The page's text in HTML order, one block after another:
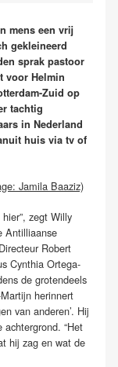
mens een vrij
gekleineerd
sprak pastoor
voor Helmin
Zuid op
tachtig
in Nederland
huis via tv of
Jamila Baaziz)
zegt Willy
Antilliaanse
Robert
Cynthia Ortega-
de grotendeels
herinnert
van anderen’. Hij
“Het
hij zag en wat de